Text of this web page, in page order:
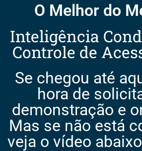
O Melhor do
Inteligência
Controle de
Se chegou até
hora de
demonstração e
Mas se não está
veja o vídeo